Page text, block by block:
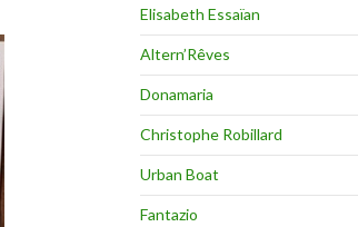
Elisabeth Essaïan
Altern’Rêves
Donamaria
Christophe Robillard
Urban Boat
Fantazio